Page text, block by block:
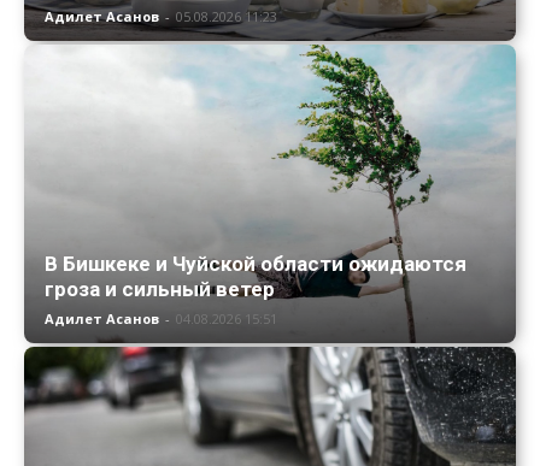
Адилет Асанов - 05.08.2026 11:23
В Бишкеке и Чуйской области ожидаются
гроза и сильный ветер
Адилет Асанов - 04.08.2026 15:51